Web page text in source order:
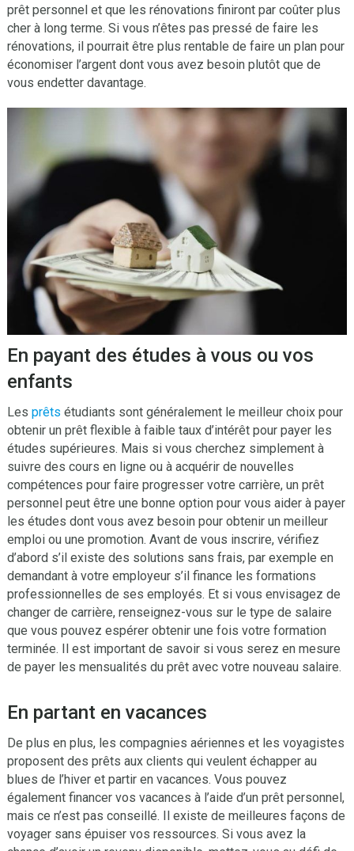
prêt personnel et que les rénovations finiront par coûter plus
cher à long terme. Si vous n’êtes pas pressé de faire les
rénovations, il pourrait être plus rentable de faire un plan pour
économiser l’argent dont vous avez besoin plutôt que de
vous endetter davantage.
En payant des études à vous ou vos
enfants
Les prêts étudiants sont généralement le meilleur choix pour
obtenir un prêt flexible à faible taux d’intérêt pour payer les
études supérieures. Mais si vous cherchez simplement à
suivre des cours en ligne ou à acquérir de nouvelles
compétences pour faire progresser votre carrière, un prêt
personnel peut être une bonne option pour vous aider à payer
les études dont vous avez besoin pour obtenir un meilleur
emploi ou une promotion. Avant de vous inscrire, vérifiez
d’abord s’il existe des solutions sans frais, par exemple en
demandant à votre employeur s’il finance les formations
professionnelles de ses employés. Et si vous envisagez de
changer de carrière, renseignez-vous sur le type de salaire
que vous pouvez espérer obtenir une fois votre formation
terminée. Il est important de savoir si vous serez en mesure
de payer les mensualités du prêt avec votre nouveau salaire.
En partant en vacances
De plus en plus, les compagnies aériennes et les voyagistes
proposent des prêts aux clients qui veulent échapper au
blues de l’hiver et partir en vacances. Vous pouvez
également financer vos vacances à l’aide d’un prêt personnel,
mais ce n’est pas conseillé. Il existe de meilleures façons de
voyager sans épuiser vos ressources. Si vous avez la